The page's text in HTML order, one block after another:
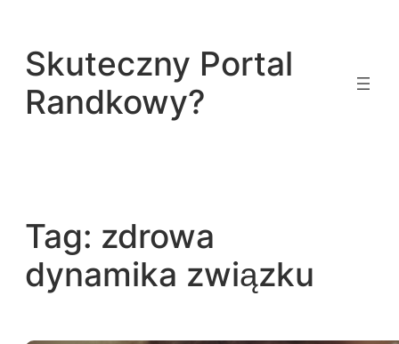
treści
Skuteczny Portal
Randkowy?
Tag: zdrowa
dynamika związku